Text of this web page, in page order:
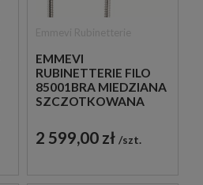
EMMEVI
RUBINETTERIE FILO
85001BRA MIEDZIANA
SZCZOTKOWANA
WANNOWA
2 599,00 zł szt.